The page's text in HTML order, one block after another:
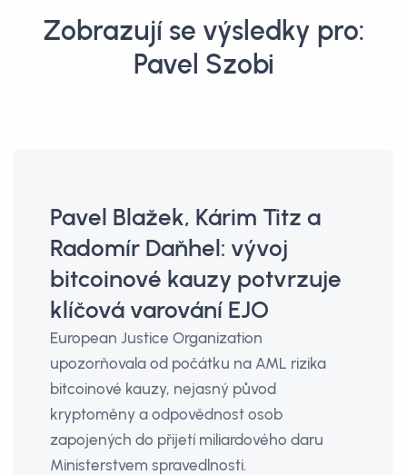
Zobrazují se výsledky pro:
Pavel Szobi
Pavel Blažek, Kárim Titz a
Radomír Daňhel: vývoj
bitcoinové kauzy potvrzuje
klíčová varování EJO
European Justice Organization
upozorňovala od počátku na AML rizika
bitcoinové kauzy, nejasný původ
kryptoměny a odpovědnost osob
zapojených do přijetí miliardového daru
Ministerstvem spravedlnosti.